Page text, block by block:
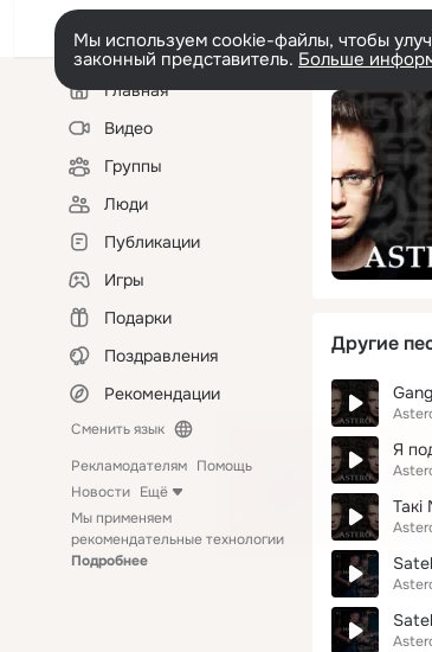
Мы используем cookie-файлы, чтобы
законный представитель. Больше
Левая
колонкаГлавная
Видео
Группы
Люди
Публикации
Игры
Подарки
Поздравления
Рекомендации
Сменить язык
Рекламодателям Помощь
Новости Ещё
Мы применяем
рекомендательные технологии
Подробнее
Другие
Я